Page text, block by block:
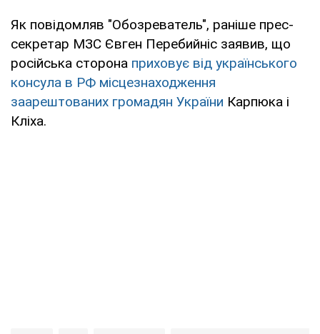
Як повідомляв "Обозреватель", раніше прес-
секретар МЗС Євген Перебийніс заявив, що
російська сторона приховує від українського
консула в РФ місцезнаходження
заарештованих громадян України Карпюка і
Кліха.